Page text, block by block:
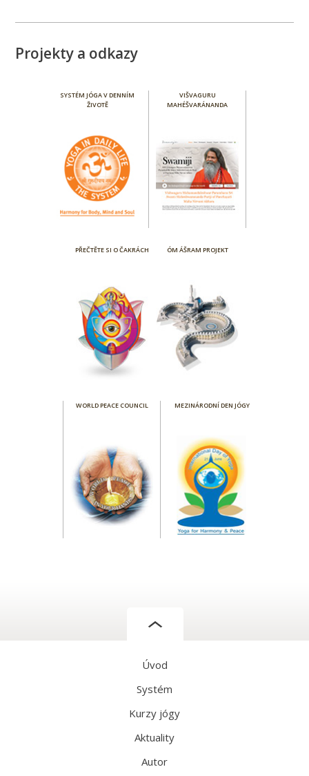
Projekty a odkazy
SYSTÉM JÓGA V DENNÍM
ŽIVOTĚ
VIŠVAGURU
MAHÉŠVARÁNANDA
PŘEČTĚTE SI O ČAKRÁCH ÓM ÁŠRAM PROJEKT
WORLD PEACE COUNCIL MEZINÁRODNÍ DEN JÓGY
Úvod
Systém
Kurzy jógy
Aktuality
Autor